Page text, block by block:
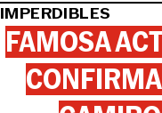
IMPERDIBLES
FAMOSA